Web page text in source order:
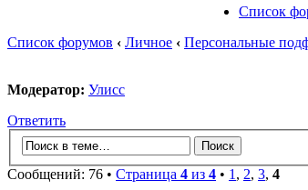
Список
Список форумов ‹ Личное ‹ Персональные
Модератор: Улисс
Ответить
Сообщений: 76 • Страница 4 из 4 • 1 , 2, 3, 4